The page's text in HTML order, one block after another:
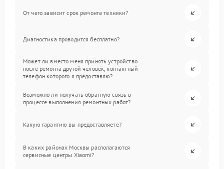
От чего зависит срок ремонта техники?
Диагностика проводится бесплатно?
Может ли вместо меня принять устройство
после ремонта другой человек, контактный
телефон которого я предоставлю?
Возможно ли получать обратную связь в
процессе выполнения ремонтных работ?
Какую гарантию вы предоставляете?
В каких районах Москвы располагаются
сервисные центры Xiaomi?